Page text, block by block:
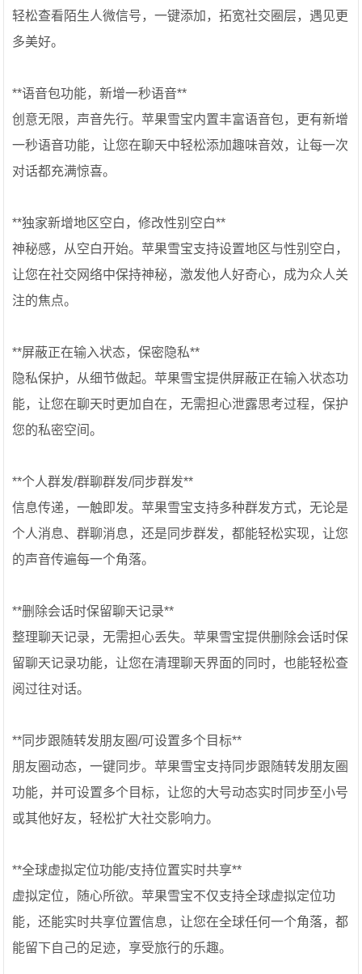
轻松查看陌生人微信号，一键添加，拓宽社交圈层，遇见更
多美好。
**语音包功能，新增一秒语音**
创意无限，声音先行。苹果雪宝内置丰富语音包，更有新增
一秒语音功能，让您在聊天中轻松添加趣味音效，让每一次
对话都充满惊喜。
**独家新增地区空白，修改性别空白**
神秘感，从空白开始。苹果雪宝支持设置地区与性别空白，
让您在社交网络中保持神秘，激发他人好奇心，成为众人关
注的焦点。
**屏蔽正在输入状态，保密隐私**
隐私保护，从细节做起。苹果雪宝提供屏蔽正在输入状态功
能，让您在聊天时更加自在，无需担心泄露思考过程，保护
您的私密空间。
**个人群发/群聊群发/同步群发**
信息传递，一触即发。苹果雪宝支持多种群发方式，无论是
个人消息、群聊消息，还是同步群发，都能轻松实现，让您
的声音传遍每一个角落。
**删除会话时保留聊天记录**
整理聊天记录，无需担心丢失。苹果雪宝提供删除会话时保
留聊天记录功能，让您在清理聊天界面的同时，也能轻松查
阅过往对话。
**同步跟随转发朋友圈/可设置多个目标**
朋友圈动态，一键同步。苹果雪宝支持同步跟随转发朋友圈
功能，并可设置多个目标，让您的大号动态实时同步至小号
或其他好友，轻松扩大社交影响力。
**全球虚拟定位功能/支持位置实时共享**
虚拟定位，随心所欲。苹果雪宝不仅支持全球虚拟定位功
能，还能实时共享位置信息，让您在全球任何一个角落，都
能留下自己的足迹，享受旅行的乐趣。